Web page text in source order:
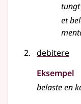
et
debitere
Eksempel
belasteen